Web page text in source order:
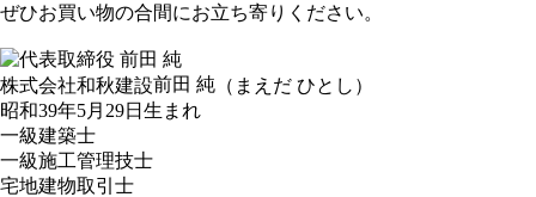
ぜひお買い物の合間にお立ち寄りください。
株式会社和秋建設前田 純 （まえだ ひとし）
昭和39年5月29日生まれ
一級建築士
一級施工管理技士
宅地建物取引士